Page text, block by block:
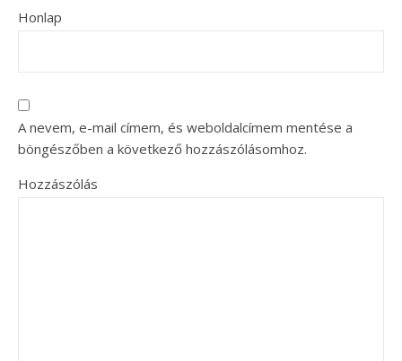
Honlap
A nevem, e-mail címem, és weboldalcímem mentése a
böngészőben a következő hozzászólásomhoz.
Hozzászólás